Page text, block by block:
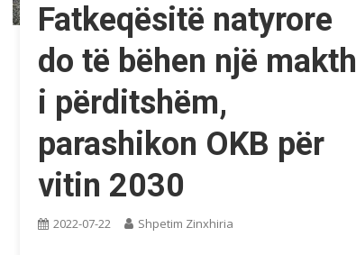
Fatkeqësitë natyrore
do të bëhen një makth
i përditshëm,
parashikon OKB për
vitin 2030
2022-07-22 Shpetim Zinxhiria